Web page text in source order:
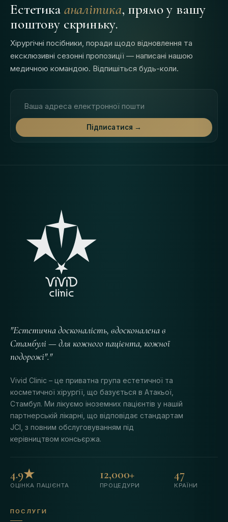
Естетикааналітика, прямо у вашу
поштову скриньку.
Хірургічні посібники, поради щодо відновлення та
ексклюзивні сезонні пропозиції — написані нашою
медичною командою. Відпишіться будь-коли.
Підписатися →
"Естетична досконалість, вдосконалена в
Стамбулі — для кожного пацієнта, кожної
подорожі"."
Vivid Clinic – це приватна група естетичної та
косметичної хірургії, що базується в Атакьої,
Стамбул. Ми лікуємо іноземних пацієнтів у нашій
партнерській лікарні, що відповідає стандартам
JCI, з повним обслуговуванням під
керівництвом консьєржа.
4.9★
ОЦІНКА ПАЦІЄНТА
12,000+
ПРОЦЕДУРИ
47
КРАЇНИ
ПОСЛУГИ